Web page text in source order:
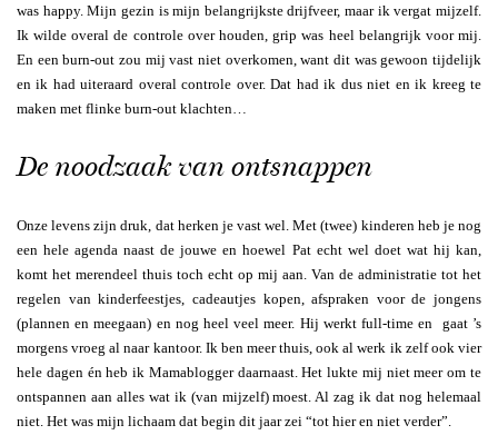
was happy. Mijn gezin is mijn belangrijkste drijfveer, maar ik vergat mijzelf.
Ik wilde overal de controle over houden, grip was heel belangrijk voor mij.
En een burn-out zou mij vast niet overkomen, want dit was gewoon tijdelijk
en ik had uiteraard overal controle over. Dat had ik dus niet en ik kreeg te
maken met flinke burn-out klachten…
De noodzaak van ontsnappen
Onze levens zijn druk, dat herken je vast wel. Met (twee) kinderen heb je nog
een hele agenda naast de jouwe en hoewel Pat echt wel doet wat hij kan,
komt het merendeel thuis toch echt op mij aan. Van de administratie tot het
regelen van kinderfeestjes, cadeautjes kopen, afspraken voor de jongens
(plannen en meegaan) en nog heel veel meer. Hij werkt full-time en gaat ’s
morgens vroeg al naar kantoor. Ik ben meer thuis, ook al werk ik zelf ook vier
hele dagen én heb ik Mamablogger daarnaast. Het lukte mij niet meer om te
ontspannen aan alles wat ik (van mijzelf) moest. Al zag ik dat nog helemaal
niet. Het was mijn lichaam dat begin dit jaar zei “tot hier en niet verder”.